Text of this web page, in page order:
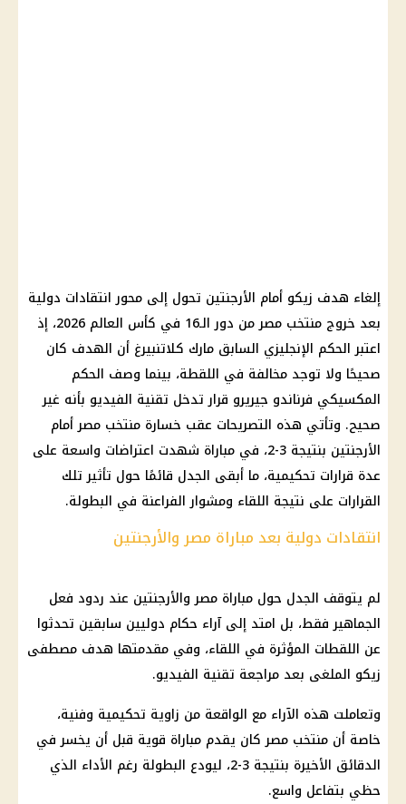
إلغاء هدف زيكو أمام الأرجنتين تحول إلى محور انتقادات دولية
بعد خروج منتخب مصر من دور الـ16 في كأس العالم 2026، إذ
اعتبر الحكم الإنجليزي السابق مارك كلاتنبيرغ أن الهدف كان
صحيحًا ولا توجد مخالفة في اللقطة، بينما وصف الحكم
المكسيكي فرناندو جيريرو قرار تدخل تقنية الفيديو بأنه غير
صحيح. وتأتي هذه التصريحات عقب خسارة منتخب مصر أمام
الأرجنتين بنتيجة 3-2، في مباراة شهدت اعتراضات واسعة على
عدة قرارات تحكيمية، ما أبقى الجدل قائمًا حول تأثير تلك
القرارات على نتيجة اللقاء ومشوار الفراعنة في البطولة.
انتقادات دولية بعد مباراة مصر والأرجنتين
لم يتوقف الجدل حول مباراة مصر والأرجنتين عند ردود فعل
الجماهير فقط، بل امتد إلى آراء حكام دوليين سابقين تحدثوا
عن اللقطات المؤثرة في اللقاء، وفي مقدمتها هدف مصطفى
زيكو الملغى بعد مراجعة تقنية الفيديو.
وتعاملت هذه الآراء مع الواقعة من زاوية تحكيمية وفنية،
خاصة أن منتخب مصر كان يقدم مباراة قوية قبل أن يخسر في
الدقائق الأخيرة بنتيجة 3-2، ليودع البطولة رغم الأداء الذي
حظي بتفاعل واسع.